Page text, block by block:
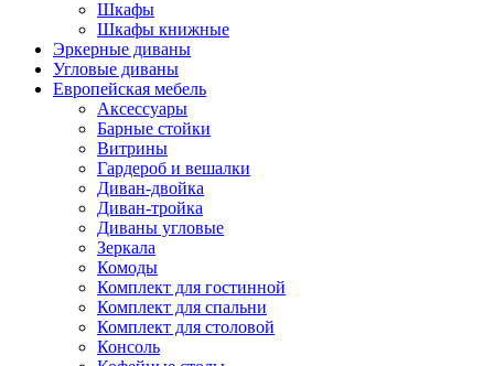
Шкафы
Шкафы книжные
Эркерные диваны
Угловые диваны
Европейская мебель
Аксессуары
Барные стойки
Витрины
Гардероб и вешалки
Диван-двойка
Диван-тройка
Диваны угловые
Зеркала
Комоды
Комплект для гостинной
Комплект для спальни
Комплект для столовой
Консоль